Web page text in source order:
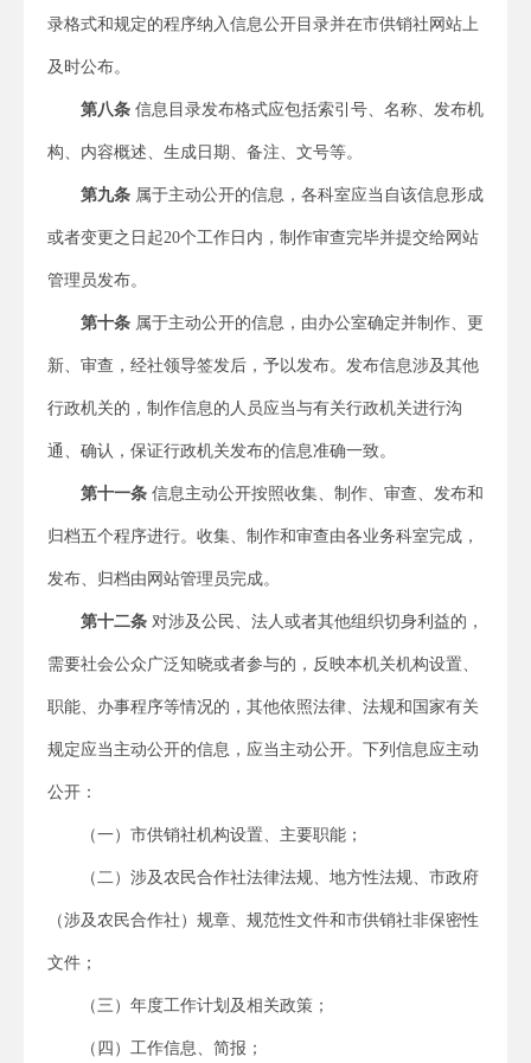
录格式和规定的程序纳入信息公开目录并在市供销社网站上
及时公布。
第八条 信息目录发布格式应包括索引号、名称、发布机
构、内容概述、生成日期、备注、文号等。
第九条 属于主动公开的信息，各科室应当自该信息形成
或者变更之日起20个工作日内，制作审查完毕并提交给网站
管理员发布。
第十条 属于主动公开的信息，由办公室确定并制作、更
新、审查，经社领导签发后，予以发布。发布信息涉及其他
行政机关的，制作信息的人员应当与有关行政机关进行沟
通、确认，保证行政机关发布的信息准确一致。
第十一条 信息主动公开按照收集、制作、审查、发布和
归档五个程序进行。收集、制作和审查由各业务科室完成，
发布、归档由网站管理员完成。
第十二条 对涉及公民、法人或者其他组织切身利益的，
需要社会公众广泛知晓或者参与的，反映本机关机构设置、
职能、办事程序等情况的，其他依照法律、法规和国家有关
规定应当主动公开的信息，应当主动公开。下列信息应主动
公开：
（一）市供销社机构设置、主要职能；
（二）涉及农民合作社法律法规、地方性法规、市政府
（涉及农民合作社）规章、规范性文件和市供销社非保密性
文件；
（三）年度工作计划及相关政策；
（四）工作信息、简报；